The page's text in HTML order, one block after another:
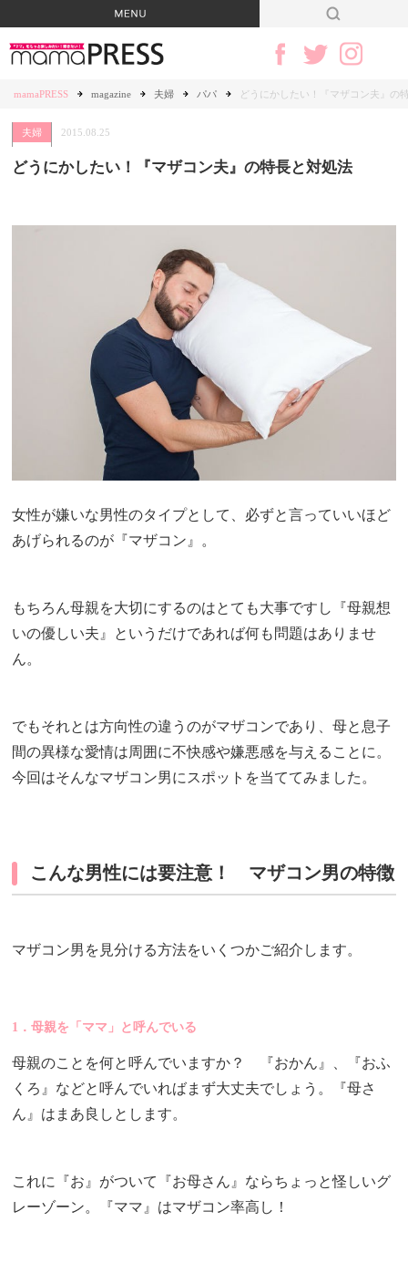
mamaPRESS magazine 夫婦 パパ どうにかしたい！『マザコン夫』の
夫婦 2015.08.25
どうにかしたい！『マザコン夫』の特長と対処法
女性が嫌いな男性のタイプとして、必ずと言っていいほど
あげられるのが『マザコン』。
もちろん母親を大切にするのはとても大事ですし『母親想
いの優しい夫』というだけであれば何も問題はありませ
ん。
でもそれとは方向性の違うのがマザコンであり、母と息子
間の異様な愛情は周囲に不快感や嫌悪感を与えることに。
今回はそんなマザコン男にスポットを当ててみました。
こんな男性には要注意！ マザコン男の特徴
マザコン男を見分ける方法をいくつかご紹介します。
1．母親を「ママ」と呼んでいる
母親のことを何と呼んでいますか？ 『おかん』、『おふ
くろ』などと呼んでいればまず大丈夫でしょう。『母さ
ん』はまあ良しとします。
これに『お』がついて『お母さん』ならちょっと怪しいグ
レーゾーン。『ママ』はマザコン率高し！